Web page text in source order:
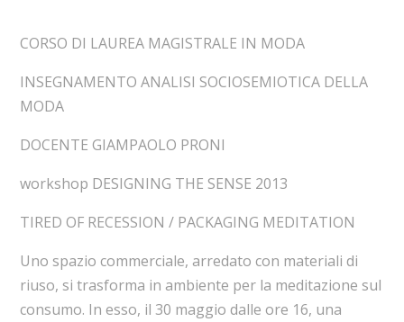
CORSO DI LAUREA MAGISTRALE IN MODA
INSEGNAMENTO ANALISI SOCIOSEMIOTICA DELLA
MODA
DOCENTE GIAMPAOLO PRONI
workshop DESIGNING THE SENSE 2013
TIRED OF RECESSION / PACKAGING MEDITATION
Uno spazio commerciale, arredato con materiali di
riuso, si trasforma in ambiente per la meditazione sul
consumo. In esso, il 30 maggio dalle ore 16, una